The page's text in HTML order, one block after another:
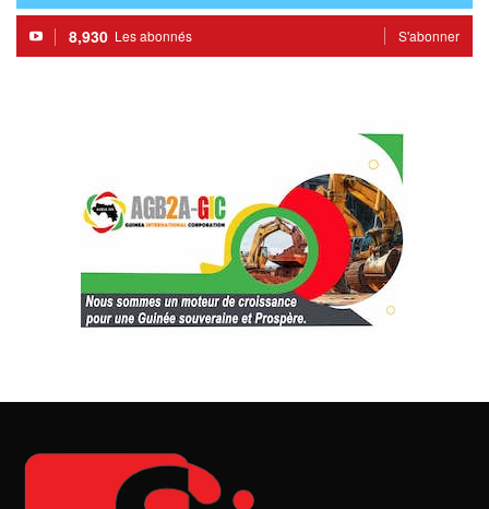
8,930 Les abonnés S'abonner